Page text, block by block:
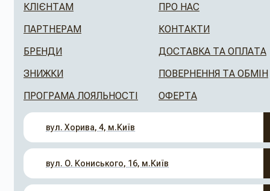
КЛІЄНТАМ
ПАРТНЕРАМ
БРЕНДИ
ЗНИЖКИ
ПРОГРАМА ЛОЯЛЬНОСТІ
ПРО НАС
КОНТАКТИ
ДОСТАВКА ТА ОПЛАТА
ПОВЕРНЕННЯ ТА ОБМІН
ОФЕРТА
вул. Хорива, 4, м.Київ
вул. О. Кониського, 16, м.Київ